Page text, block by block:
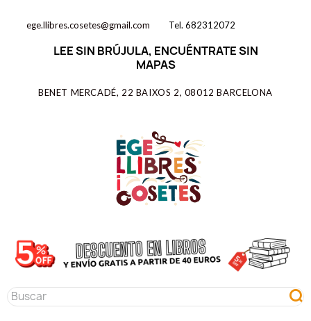
ege.llibres.cosetes@gmail.com Tel. 682312072
LEE SIN BRÚJULA, ENCUÉNTRATE SIN
MAPAS
BENET MERCADÉ, 22 BAIXOS 2, 08012 BARCELONA